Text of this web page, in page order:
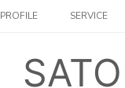
PROFILE SERVICE